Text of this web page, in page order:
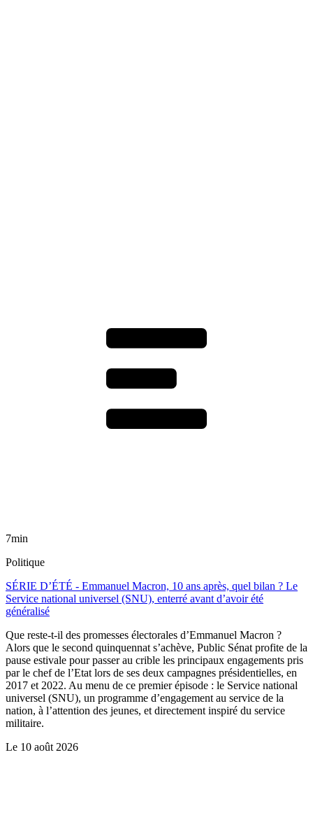
7min
Politique
SÉRIE D’ÉTÉ - Emmanuel Macron, 10 ans après, quel bilan ? Le
Service national universel (SNU), enterré avant d’avoir été
généralisé
Que reste-t-il des promesses électorales d’Emmanuel Macron ?
Alors que le second quinquennat s’achève, Public Sénat profite de la
pause estivale pour passer au crible les principaux engagements pris
par le chef de l’Etat lors de ses deux campagnes présidentielles, en
2017 et 2022. Au menu de ce premier épisode : le Service national
universel (SNU), un programme d’engagement au service de la
nation, à l’attention des jeunes, et directement inspiré du service
militaire.
Le 10 août 2026